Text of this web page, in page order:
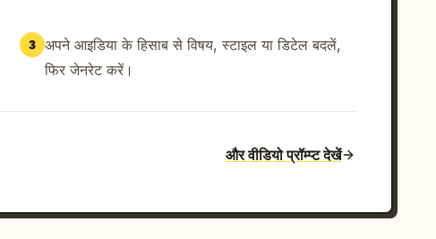
3 अपने आइडिया के हिसाब से विषय, स्टाइल या डिटेल बदलें,
फिर जेनरेट करें।
और वीडियो प्रॉम्प्ट देखें